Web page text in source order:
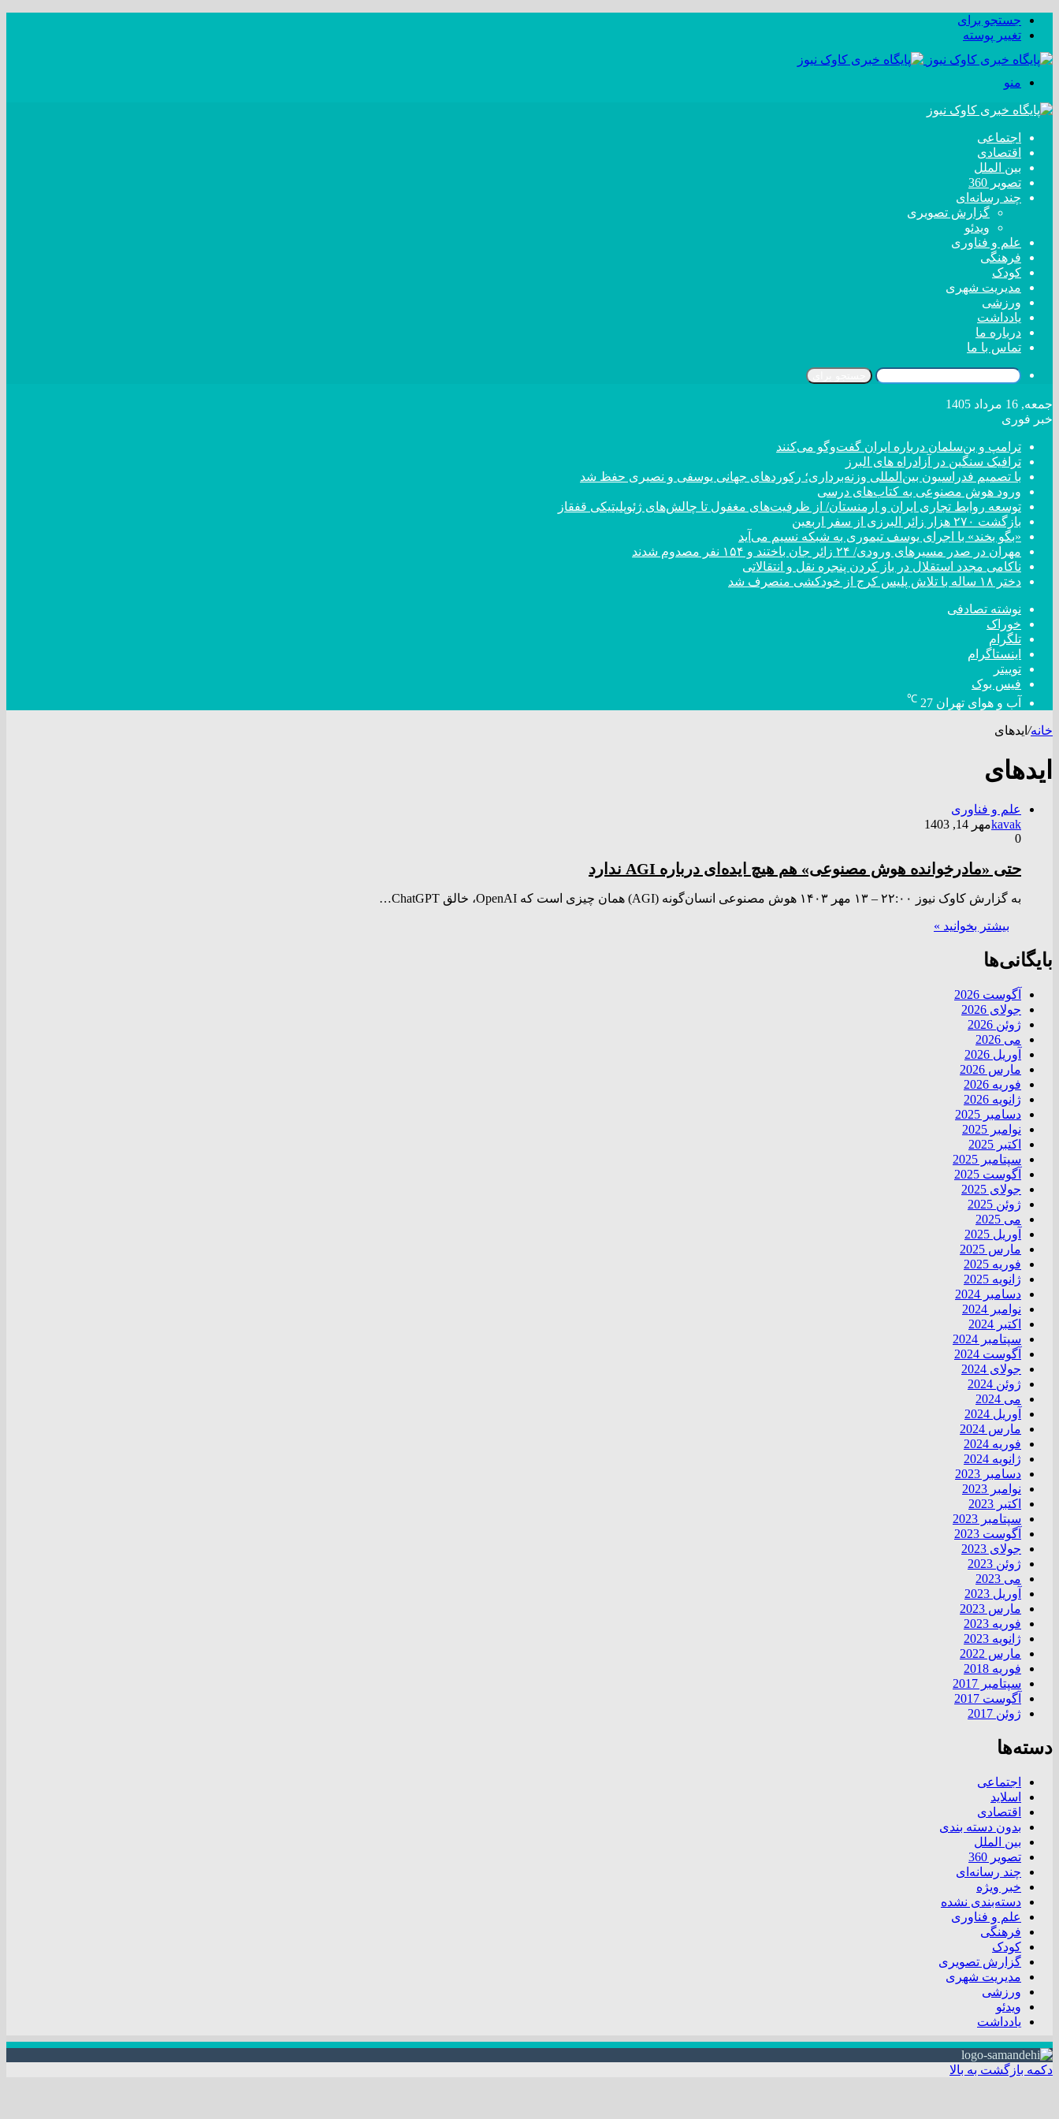
جستجو برای
تغییر پوسته
منو
اجتماعی
اقتصادی
بین الملل
تصویر 360
چند رسانه‌ای
گزارش تصویری
ویدئو
علم و فناوری
فرهنگی
کودک
مدیریت شهری
ورزشی
یادداشت
درباره ما
تماس با ما
جمعه, 16 مرداد 1405
خبر فوری
ترامپ و بن‌سلمان درباره ایران گفت‌و‌گو می‌کنند
ترافیک سنگین در آزادراه های البرز
با تصمیم فدراسیون بین‌المللی وزنه‌برداری؛ رکورد‌های جهانی یوسفی و نصیری حفظ شد
ورود هوش مصنوعی به کتاب‌های درسی
توسعه روابط تجاری ایران و ارمنستان/ از ظرفیت‌های مغفول تا چالش‌های ژئوپلیتیکی قفقاز
بازگشت ۲۷۰ هزار زائر البرزی از سفر اربعین
«بگو بخند» با اجرای یوسف تیموری به شبکه نسیم می‌آید
مهران در صدر مسیر‌های ورودی/ ۲۴ زائر جان باختند و ۱۵۴ نفر مصدوم شدند
ناکامی مجدد استقلال در باز کردن پنجره نقل و انتقالاتی
دختر ‌۱۸‌ ‌ساله‌ با تلاش پلیس کرج از خودکشی منصرف شد
نوشته تصادفی
خوراک
تلگرام
اینستاگرام
توییتر
فیس بوک
آب و هوای تهران 27
℃
خانه/ ایدهای
ایدهای
علم و فناوری
kavakمهر 14, 1403
0
حتی «مادرخوانده هوش مصنوعی» هم هیچ ایده‌ای درباره AGI ندارد
به گزارش کاوک نیوز ۲۲:۰۰ – ۱۳ مهر ۱۴۰۳ هوش مصنوعی انسان‌گونه (AGI) همان چیزی است که OpenAI، خالق ChatGPT…
بیشتر بخوانید »
بایگانی‌ها
آگوست 2026
جولای 2026
ژوئن 2026
می 2026
آوریل 2026
مارس 2026
فوریه 2026
ژانویه 2026
دسامبر 2025
نوامبر 2025
اکتبر 2025
سپتامبر 2025
آگوست 2025
جولای 2025
ژوئن 2025
می 2025
آوریل 2025
مارس 2025
فوریه 2025
ژانویه 2025
دسامبر 2024
نوامبر 2024
اکتبر 2024
سپتامبر 2024
آگوست 2024
جولای 2024
ژوئن 2024
می 2024
آوریل 2024
مارس 2024
فوریه 2024
ژانویه 2024
دسامبر 2023
نوامبر 2023
اکتبر 2023
سپتامبر 2023
آگوست 2023
جولای 2023
ژوئن 2023
می 2023
آوریل 2023
مارس 2023
فوریه 2023
ژانویه 2023
مارس 2022
فوریه 2018
سپتامبر 2017
آگوست 2017
ژوئن 2017
دسته‌ها
اجتماعی
اسلاید
اقتصادی
بدون دسته بندی
بین الملل
تصویر 360
چند رسانه‌ای
خبر ویژه
دسته‌بندی نشده
علم و فناوری
فرهنگی
کودک
گزارش تصویری
مدیریت شهری
ورزشی
ویدئو
یادداشت
دکمه بازگشت به بالا